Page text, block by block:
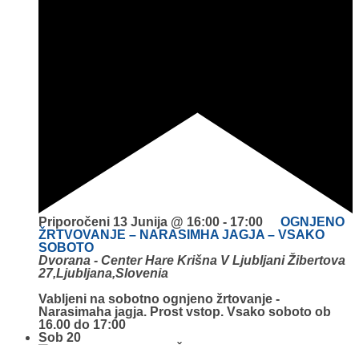
Priporočeni 13 Junija @ 16:00 - 17:00
OGNJENO
ŽRTVOVANJE – NARASIMHA JAGJA – VSAKO
SOBOTO
Dvorana - Center Hare Krišna V LjubljaniŽibertova
27,Ljubljana,Slovenia
Vabljeni na sobotno ognjeno žrtovanje -
Narasimaha jagja. Prost vstop. Vsako soboto ob
16.00 do 17:00
Sob 20